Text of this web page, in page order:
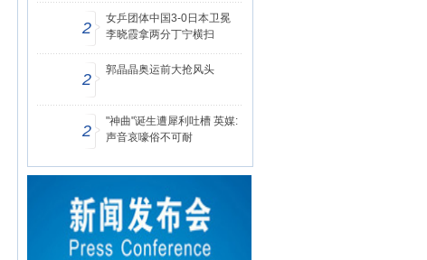
2
女乒团体中国3-0日本卫冕
李晓霞拿两分丁宁横扫
2
郭晶晶奥运前大抢风头
2
"神曲"诞生遭犀利吐槽 英媒:
声音哀嚎俗不可耐